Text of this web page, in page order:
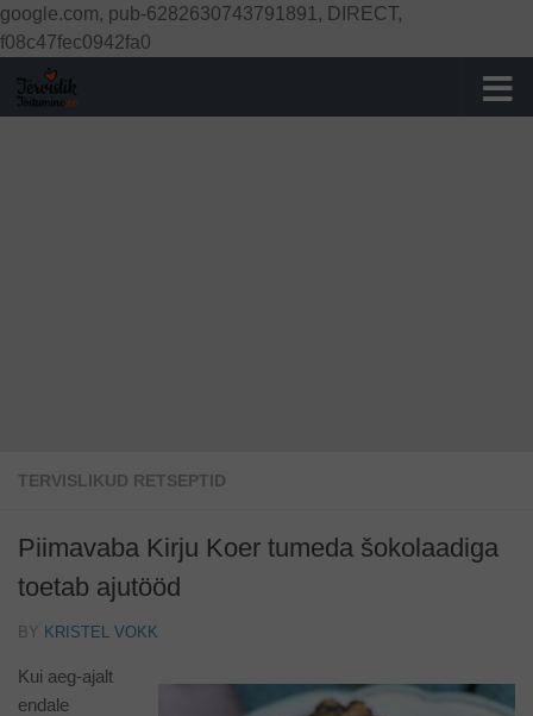
google.com, pub-6282630743791891, DIRECT,
f08c47fec0942fa0
Skip to content
TERVISLIKUD RETSEPTID
Piimavaba Kirju Koer tumeda šokolaadiga
toetab ajutööd
BY KRISTEL VOKK
Kui aeg-ajalt
endale